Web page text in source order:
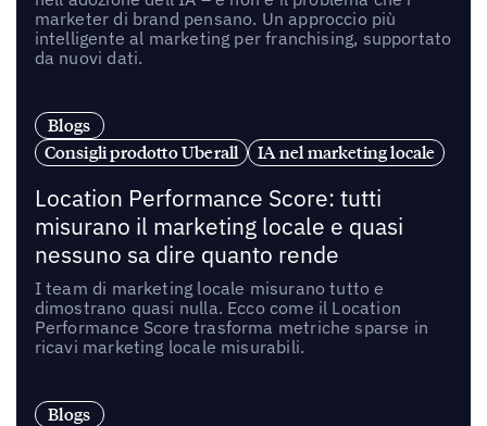
marketer di brand pensano. Un approccio più
intelligente al marketing per franchising, supportato
da nuovi dati.
Blogs
Consigli prodotto Uberall
IA nel marketing locale
Location Performance Score: tutti
misurano il marketing locale e quasi
nessuno sa dire quanto rende
I team di marketing locale misurano tutto e
dimostrano quasi nulla. Ecco come il Location
Performance Score trasforma metriche sparse in
ricavi marketing locale misurabili.
Blogs